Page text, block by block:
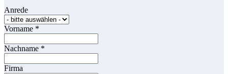
Anrede
Vorname *
Nachname *
Firma